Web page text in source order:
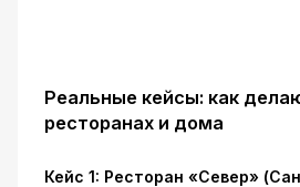
Реальные кейсы: как
ресторанах и дома
Кейс 1: Ресторан «Север»